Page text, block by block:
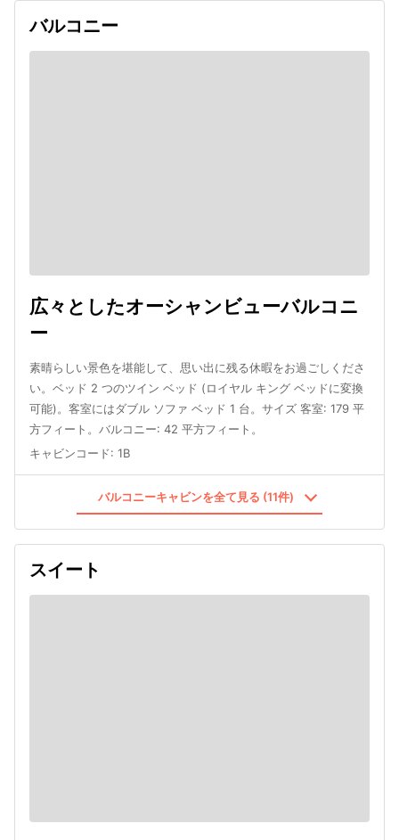
バルコニー
広々としたオーシャンビューバルコニ
ー
素晴らしい景色を堪能して、思い出に残る休暇をお過ごしくださ
い。ベッド 2 つのツイン ベッド (ロイヤル キング ベッドに変換
可能)。客室にはダブル ソファ ベッド 1 台。サイズ 客室: 179 平
方フィート。バルコニー: 42 平方フィート。
キャビンコード: 1B
バルコニーキャビンを全て見る (11件)
スイート